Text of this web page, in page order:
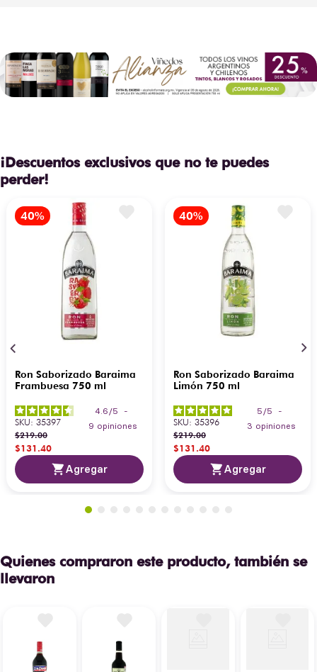
¡Descuentos exclusivos que no te puedes
perder!
Ron Saborizado Baraima
Frambuesa 750 ml
4.6 /5
-
9 opiniones
SKU: 35397
$219.00
$131.40
Agregar
Ron Saborizado Baraima
Limón 750 ml
5 /5
-
3 opiniones
SKU: 35396
$219.00
$131.40
Agregar
Quienes compraron este producto, también se
llevaron